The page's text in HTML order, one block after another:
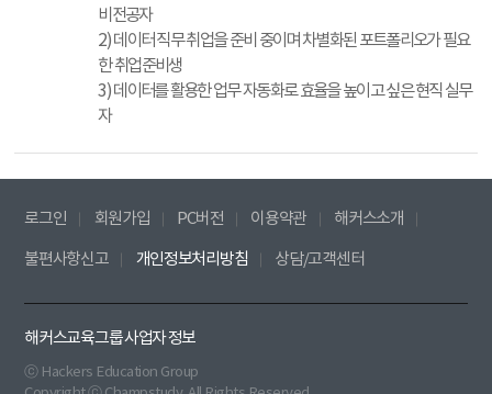
비전공자
2) 데이터 직무 취업을 준비 중이며 차별화된 포트폴리오가 필요
한 취업준비생
3) 데이터를 활용한 업무 자동화로 효율을 높이고 싶은 현직 실무
자
로그인 회원가입 PC버전 이용약관 해커스소개
불편사항신고 개인정보처리방침 상담/고객센터
해커스교육그룹 사업자 정보
ⓒ Hackers Education Group